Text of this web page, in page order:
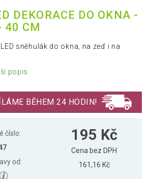
DEKORACE DO OKNA -
40 CM
sněhulák do okna, na zeď i na
popis
BĚHEM 24 HODIN!
číslo:
od:
195 Kč
Cena bez DPH
161,16 Kč